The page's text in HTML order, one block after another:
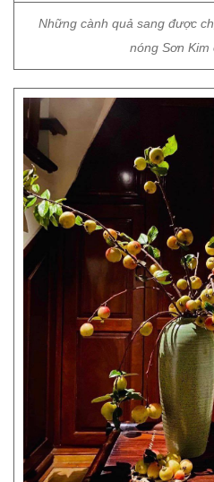
Những cành quả sang được
nóng Sơn Kim